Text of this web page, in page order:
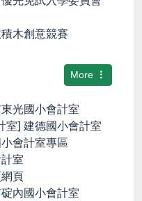
木創意競賽
More
光國小會計室
室] 建德國小會計室
會計室專區
室
頁
內國小會計室